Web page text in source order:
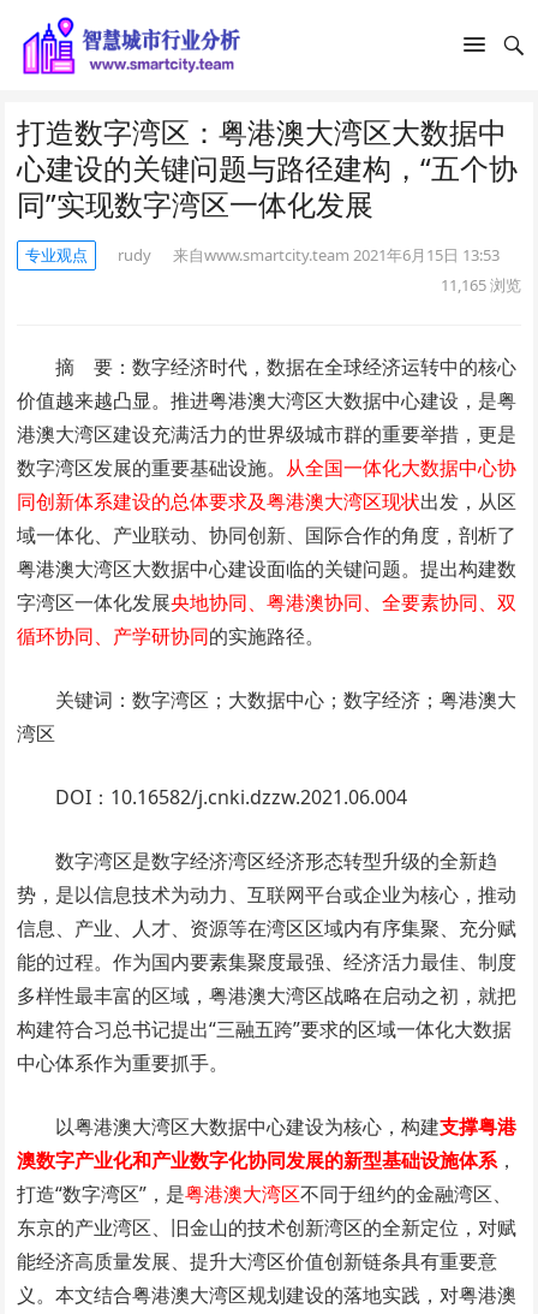
打造数字湾区：粤港澳大湾区大数据中
心建设的关键问题与路径建构，“五个协
同”实现数字湾区一体化发展
专业观点 rudy 来自www.smartcity.team 2021年6月15日 13:53
11,165浏览
摘 要：数字经济时代，数据在全球经济运转中的核心
价值越来越凸显。推进粤港澳大湾区大数据中心建设，是粤
港澳大湾区建设充满活力的世界级城市群的重要举措，更是
数字湾区发展的重要基础设施。 从全国一体化大数据中心协
同创新体系建设的总体要求及粤港澳大湾区现状出发，从区
域一体化、产业联动、协同创新、国际合作的角度，剖析了
粤港澳大湾区大数据中心建设面临的关键问题。提出构建数
字湾区一体化发展央地协同、粤港澳协同、全要素协同、双
循环协同、产学研协同的实施路径。
关键词：数字湾区；大数据中心；数字经济；粤港澳大
湾区
DOI：10.16582/j.cnki.dzzw.2021.06.004
数字湾区是数字经济湾区经济形态转型升级的全新趋
势，是以信息技术为动力、互联网平台或企业为核心，推动
信息、产业、人才、资源等在湾区区域内有序集聚、充分赋
能的过程。作为国内要素集聚度最强、经济活力最佳、制度
多样性最丰富的区域，粤港澳大湾区战略在启动之初，就把
构建符合习总书记提出“三融五跨”要求的区域一体化大数据
中心体系作为重要抓手。
以粤港澳大湾区大数据中心建设为核心，构建支撑粤港
澳数字产业化和产业数字化协同发展的新型基础设施体系，
打造“数字湾区”，是粤港澳大湾区不同于纽约的金融湾区、
东京的产业湾区、旧金山的技术创新湾区的全新定位，对赋
能经济高质量发展、提升大湾区价值创新链条具有重要意
义。本文结合粤港澳大湾区规划建设的落地实践，对粤港澳